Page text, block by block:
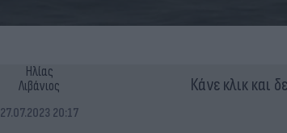
Ηλίας
Λιβάνιος
27.07.2023 20:17
Κάνε κλικ και